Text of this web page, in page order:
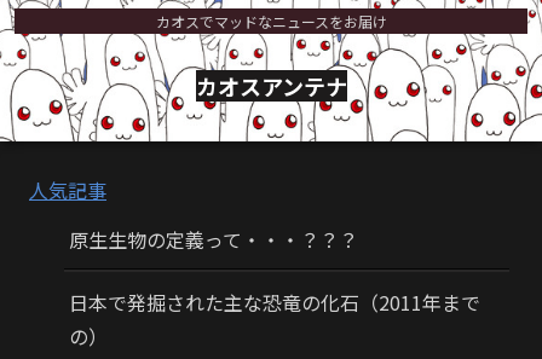
カオスでマッドなニュースをお届け
カオスアンテナ
人気記事
原生生物の定義って・・・？？？
日本で発掘された主な恐竜の化石（2011年まで
の）